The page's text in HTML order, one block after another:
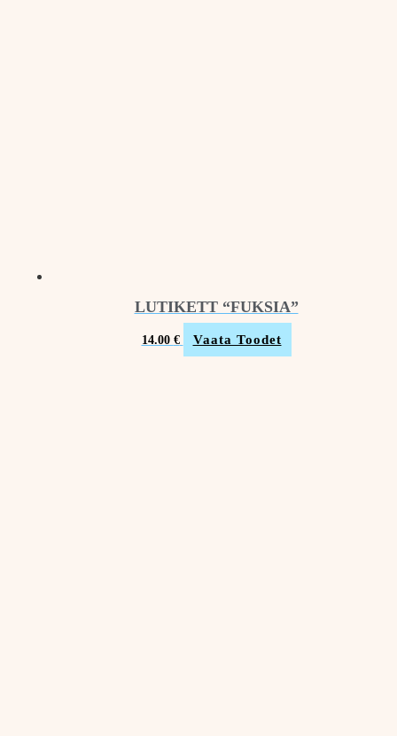
LUTIKETT “FUKSIA”
14.00 € Vaata Toodet